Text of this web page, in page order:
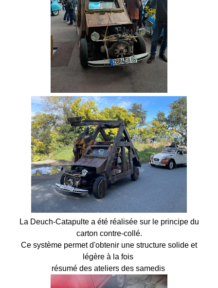
La Deuch-Catapulte a été réalisée sur le principe du
carton contre-collé.
Ce système permet d'obtenir une structure solide et
légère à la fois
résumé des ateliers des samedis